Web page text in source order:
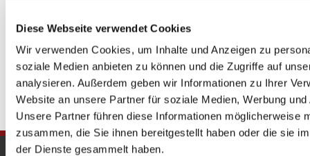
Diese Webseite verwendet Cookies
Wir verwenden Cookies, um Inhalte und Anzeigen zu
soziale Medien anbieten zu können und die Zugriffe auf
analysieren. Außerdem geben wir Informationen zu Ihrer
Website an unsere Partner für soziale Medien, Werbung
Unsere Partner führen diese Informationen möglicherweise
zusammen, die Sie ihnen bereitgestellt haben oder die sie
der Dienste gesammelt haben.